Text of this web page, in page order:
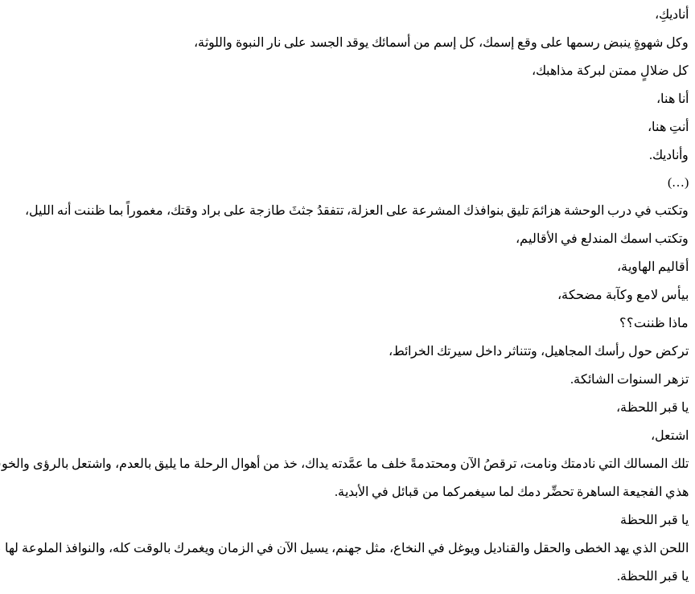
أناديكِ،
وكل شهوةٍ ينبض رسمها على وقع إسمك، كل إسم من أسمائك يوقد الجسد على نار النبوة واللوثة،
كل ضلالٍ ممتن لبركة مذاهبك،
أنا هنا،
أنتِ هنا،
وأناديك.
(…)
وتكتب في درب الوحشة هزائمَ تليق بنوافذك المشرعة على العزلة، تتفقدُ جثثَ طازجة على براد وقتك، مغموراً بما ظننت أنه الليل،
وتكتب اسمك المندلع في الأقاليم،
أقاليم الهاوية،
بيأس لامع وكآبة مضحكة،
ماذا ظننت؟؟
تركض حول رأسك المجاهيل، وتتناثر داخل سيرتك الخرائط،
تزهر السنوات الشائكة.
يا قبر اللحظة،
اشتعل،
تلك المسالك التي نادمتك ونامت، ترقصُ الآن ومحتدمةً خلف ما عمَّدته يداك، خذ من أهوال الرحلة ما يليق بالعدم، واشتعل بالرؤى
هذي الفجيعة الساهرة تحضِّر دمك لما سيغمركما من قبائل في الأبدية.
يا قبر اللحظة
اللحن الذي يهد الخطى والحقل والقناديل ويوغل في النخاع، مثل جهنم، يسيل الآن في الزمان ويغمرك بالوقت كله، والنوافذ
يا قبر اللحظة.